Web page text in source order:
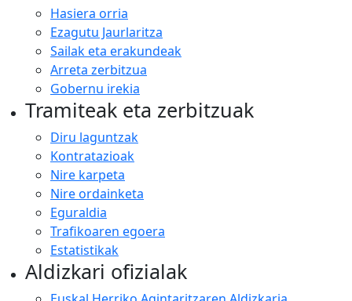
Hasiera orria
Ezagutu Jaurlaritza
Sailak eta erakundeak
Arreta zerbitzua
Gobernu irekia
Tramiteak eta zerbitzuak
Diru laguntzak
Kontratazioak
Nire karpeta
Nire ordainketa
Eguraldia
Trafikoaren egoera
Estatistikak
Aldizkari ofizialak